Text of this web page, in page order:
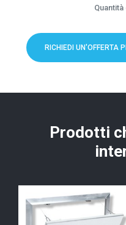
RICHIEDI UN'OFFERTA
Prodotti